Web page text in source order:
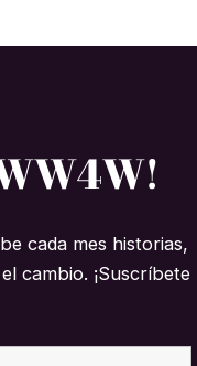
cada mes historias,
cambio. ¡Suscríbete